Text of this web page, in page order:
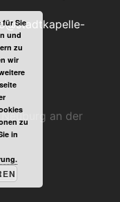
an der
für Sie
und
zu
wir
zu
in